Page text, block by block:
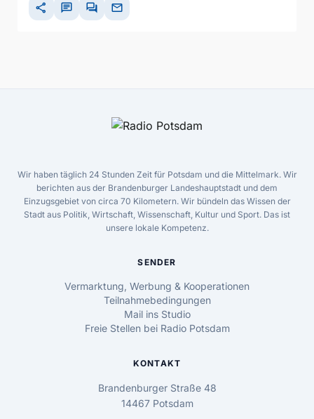
share chat forum mail
Wir haben täglich 24 Stunden Zeit für Potsdam und die Mittelmark. Wir
berichten aus der Brandenburger Landeshauptstadt und dem
Einzugsgebiet von circa 70 Kilometern. Wir bündeln das Wissen der
Stadt aus Politik, Wirtschaft, Wissenschaft, Kultur und Sport. Das ist
unsere lokale Kompetenz.
SENDER
Vermarktung, Werbung & Kooperationen
Teilnahmebedingungen
Mail ins Studio
Freie Stellen bei Radio Potsdam
KONTAKT
Brandenburger Straße 48
14467 Potsdam